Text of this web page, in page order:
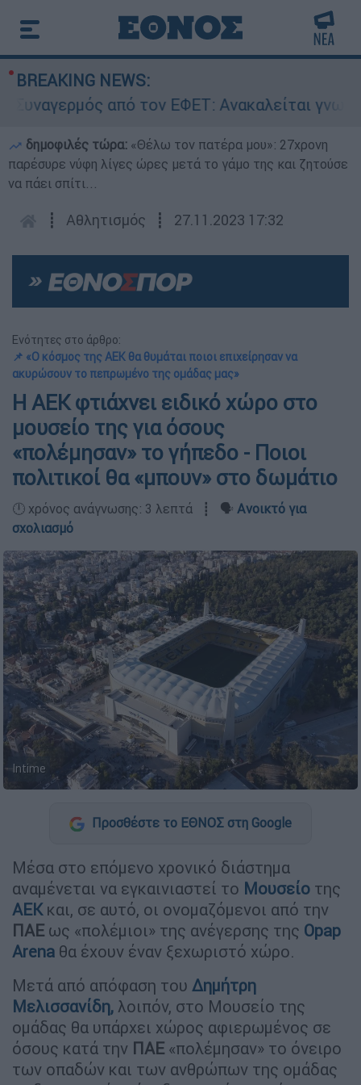
BREAKING NEWS:
από τον ΕΦΕΤ: Ανακαλείται γνωστή
δημοφιλές τώρα: «Θέλω τον πατέρα μου»: 27χρονη
παρέσυρε νύφη λίγες ώρες μετά το γάμο της και ζητούσε
να πάει σπίτι...
┋ Αθλητισμός ┋ 27.11.2023 17:32
Ενότητες στο άρθρο:
📌 «Ο κόσμος της ΑΕΚ θα θυμάται ποιοι επιχείρησαν να
ακυρώσουν το πεπρωμένο της ομάδας μας»
Η ΑΕΚ φτιάχνει ειδικό χώρο στο
μουσείο της για όσους
«πολέμησαν» το γήπεδο - Ποιοι
πολιτικοί θα «μπουν» στο δωμάτιο
🕛 χρόνος ανάγνωσης: 3 λεπτά ┋ 🗣️ Ανοικτό για
σχολιασμό
Intime
Προσθέστε το ΕΘΝΟΣ στη Google
Μέσα στο επόμενο χρονικό διάστημα
αναμένεται να εγκαινιαστεί το Μουσείο της
ΑΕΚκαι, σε αυτό, οι ονομαζόμενοι από την
ΠΑΕ ως «πολέμιοι» της ανέγερσης της Opap
Arena θα έχουν έναν ξεχωριστό χώρο.
Μετά από απόφαση του Δημήτρη
Μελισσανίδη, λοιπόν, στο Μουσείο της
ομάδας θα υπάρχει χώρος αφιερωμένος σε
όσους κατά την ΠΑΕ «πολέμησαν» το όνειρο
των οπαδών και των ανθρώπων της ομάδας